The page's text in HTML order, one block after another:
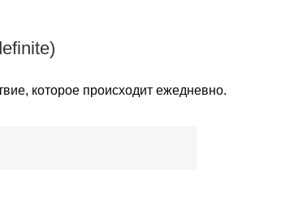
которое происходит ежедневно.